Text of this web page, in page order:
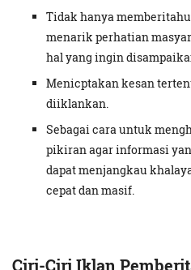
Tidak hanya
menarik perhatian
hal yang ingin
Menicptakan kesan
diiklankan.
Sebagai cara untuk
pikiran agar informasi
dapat menjangkau
cepat dan masif.
Ciri-Ciri Iklan